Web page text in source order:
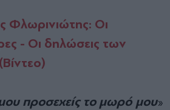
Φλωρινιώτης: Οι
- Οι δηλώσεις των
προσεχείς το μωρό μου»